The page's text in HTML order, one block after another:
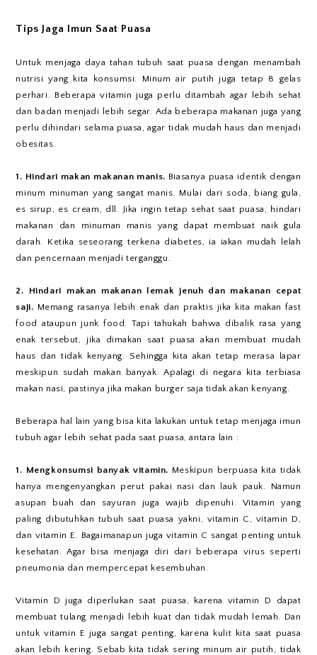
Tips Jaga Imun Saat Puasa
Untuk menjaga daya tahan tubuh saat puasa dengan menambah
nutrisi yang kita konsumsi. Minum air putih juga tetap 8 gelas
perhari. Beberapa vitamin juga perlu ditambah agar lebih sehat
dan badan menjadi lebih segar. Ada beberapa makanan juga yang
perlu dihindari selama puasa, agar tidak mudah haus dan menjadi
obesitas.
1. Hindari makan makanan manis. Biasanya puasa identik dengan
minum minuman yang sangat manis. Mulai dari soda, biang gula,
es sirup, es cream, dll. Jika ingin tetap sehat saat puasa, hindari
makanan dan minuman manis yang dapat membuat naik gula
darah. Ketika seseorang terkena diabetes, ia iakan mudah lelah
dan pencernaan menjadi terganggu.
2. Hindari makan makanan lemak jenuh dan makanan cepat
saji. Memang rasanya lebih enak dan praktis jika kita makan fast
food ataupun junk food. Tapi tahukah bahwa dibalik rasa yang
enak tersebut, jika dimakan saat puasa akan membuat mudah
haus dan tidak kenyang. Sehingga kita akan tetap merasa lapar
meskipun sudah makan banyak. Apalagi di negara kita terbiasa
makan nasi, pastinya jika makan burger saja tidak akan kenyang.
Beberapa hal lain yang bisa kita lakukan untuk tetap menjaga imun
tubuh agar lebih sehat pada saat puasa, antara lain :
1. Mengkonsumsi banyak vitamin. Meskipun berpuasa kita tidak
hanya mengenyangkan perut pakai nasi dan lauk pauk. Namun
asupan buah dan sayuran juga wajib dipenuhi. Vitamin yang
paling dibutuhkan tubuh saat puasa yakni, vitamin C, vitamin D,
dan vitamin E. Bagaimanapun juga vitamin C sangat penting untuk
kesehatan. Agar bisa menjaga diri dari beberapa virus seperti
pneumonia dan mempercepat kesembuhan.
Vitamin D juga diperlukan saat puasa, karena vitamin D dapat
membuat tulang menjadi lebih kuat dan tidak mudah lemah. Dan
untuk vitamin E juga sangat penting, karena kulit kita saat puasa
akan lebih kering. Sebab kita tidak sering minum air putih, tidak